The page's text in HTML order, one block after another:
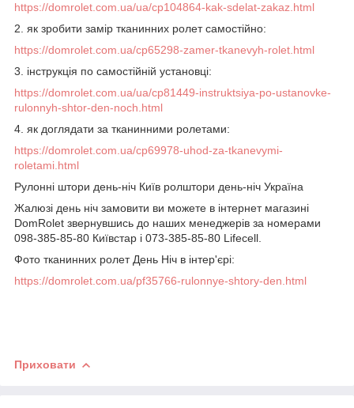
https://domrolet.com.ua/ua/cp104864-kak-sdelat-zakaz.html
2. як зробити замір тканинних ролет самостійно:
https://domrolet.com.ua/cp65298-zamer-tkanevyh-rolet.html
3. інструкція по самостійній установці:
https://domrolet.com.ua/ua/cp81449-instruktsiya-po-ustanovke-
rulonnyh-shtor-den-noch.html
4. як доглядати за тканинними ролетами:
https://domrolet.com.ua/cp69978-uhod-za-tkanevymi-
roletami.html
Рулонні штори день-ніч Київ ролштори день-ніч Україна
Жалюзі день ніч замовити ви можете в інтернет магазині
DomRolet звернувшись до наших менеджерів за номерами
098-385-85-80 Київстар і 073-385-85-80 Lifecell.
Фото тканинних ролет День Ніч в інтер'єрі:
https://domrolet.com.ua/pf35766-rulonnye-shtory-den.html
Приховати